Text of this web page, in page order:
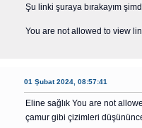
Şu linki şuraya bırakayım
You are not allowed to view
01 Şubat 2024, 08:57:41
Eline sağlık You are not
çamur gibi çizimleri